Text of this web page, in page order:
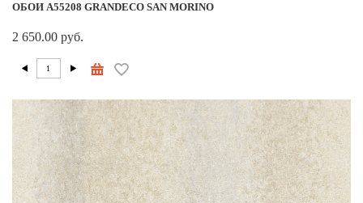
ОБОИ A55208 GRANDECO SAN MORINO
2 650.00 руб.